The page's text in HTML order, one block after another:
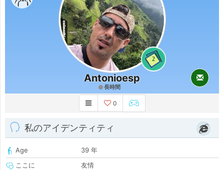
2
Antonioesp
長時間
0
私のアイデンティティ
Age
39 年
ここに
友情